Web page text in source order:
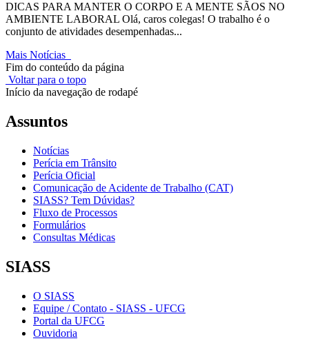
DICAS PARA MANTER O CORPO E A MENTE SÃOS NO
AMBIENTE LABORAL Olá, caros colegas! O trabalho é o
conjunto de atividades desempenhadas...
Mais Notícias
Fim do conteúdo da página
Voltar para o topo
Início da navegação de rodapé
Assuntos
Notícias
Perícia em Trânsito
Perícia Oficial
Comunicação de Acidente de Trabalho (CAT)
SIASS? Tem Dúvidas?
Fluxo de Processos
Formulários
Consultas Médicas
SIASS
O SIASS
Equipe / Contato - SIASS - UFCG
Portal da UFCG
Ouvidoria